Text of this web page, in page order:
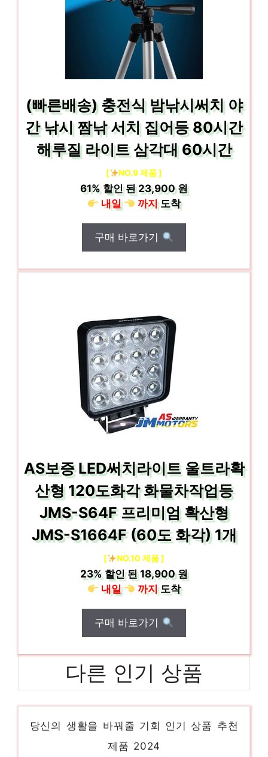
(빠른배송) 충전식 밤낚시써치 야
간 낚시 짬낚 서치 집어등 80시간
해루질 라이트 삼각대 60시간
[ NO.9 제품 ]
61%할인 된23,900 원
내일
까지도착
구매 바로가기
AS보증 LED써치라이트 울트라확
산형 120도화각 화물차작업등
JMS-S64F 프리미엄 확산형
JMS-S1664F (60도 화각) 1개
[ NO.10 제품 ]
23%할인 된18,900 원
내일
까지도착
구매 바로가기
다른 인기 상품